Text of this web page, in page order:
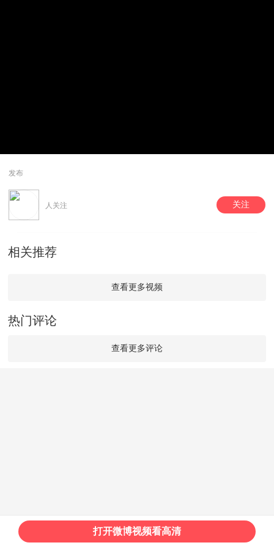
发布
人关注 关注
相关推荐
查看更多视频
热门评论
查看更多评论
打开微博视频看高清